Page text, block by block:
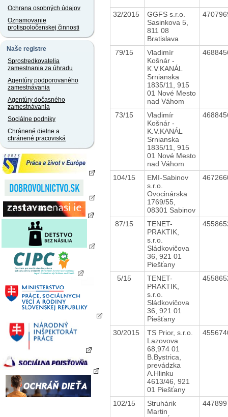
Ochrana osobných údajov
Oznamovanie
protispoločenskej činnosti
Naše registre
Sprostredkovatelia
zamestnania za úhradu
Agentúry podporovaného
zamestnávania
Agentúry dočasného
zamestnávania
Sociálne podniky
Chránené dielne a
chránené pracoviská
32/2015
GGFS s.r.o.
Sasinkova 5,
811 08
Bratislava
79/15
Vladimír
Košnár -
K.V.KANÁL
Srnianska
1835/11, 915
01 Nové Mesto
nad Váhom
73/15
Vladimír
Košnár -
K.V.KANÁL
Srnianska
1835/11, 915
01 Nové Mesto
nad Váhom
104/15
EMI-Sabinov
s.r.o.
Ovocinárska
1769/55,
08301 Sabinov
87/15
TENET-
PRAKTIK,
s.r.o.
Sládkovičova
36, 921 01
Piešťany
5/15
TENET-
PRAKTIK,
s.r.o.
Sládkovičova
36, 921 01
Piešťany
30/2015
TS Prior, s.r.o.
Lazovova
68,974 01
B.Bystrica,
prevádzka
A.Hlinku
4613/46, 921
01 Piešťany
102/15
Struhárik
Martin